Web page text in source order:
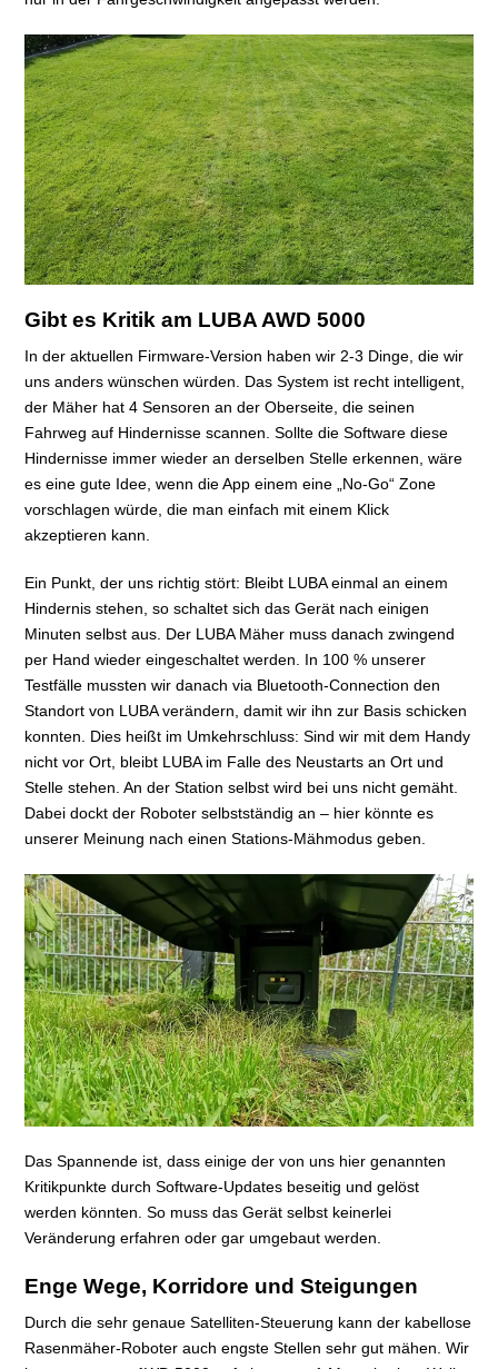
Gibt es Kritik am LUBA AWD 5000
In der aktuellen Firmware-Version haben wir 2-3 Dinge, die wir
uns anders wünschen würden. Das System ist recht intelligent,
der Mäher hat 4 Sensoren an der Oberseite, die seinen
Fahrweg auf Hindernisse scannen. Sollte die Software diese
Hindernisse immer wieder an derselben Stelle erkennen, wäre
es eine gute Idee, wenn die App einem eine „No-Go“ Zone
vorschlagen würde, die man einfach mit einem Klick
akzeptieren kann.
Ein Punkt, der uns richtig stört: Bleibt LUBA einmal an einem
Hindernis stehen, so schaltet sich das Gerät nach einigen
Minuten selbst aus. Der LUBA Mäher muss danach zwingend
per Hand wieder eingeschaltet werden. In 100 % unserer
Testfälle mussten wir danach via Bluetooth-Connection den
Standort von LUBA verändern, damit wir ihn zur Basis schicken
konnten. Dies heißt im Umkehrschluss: Sind wir mit dem Handy
nicht vor Ort, bleibt LUBA im Falle des Neustarts an Ort und
Stelle stehen. An der Station selbst wird bei uns nicht gemäht.
Dabei dockt der Roboter selbstständig an – hier könnte es
unserer Meinung nach einen Stations-Mähmodus geben.
Das Spannende ist, dass einige der von uns hier genannten
Kritikpunkte durch Software-Updates beseitig und gelöst
werden könnten. So muss das Gerät selbst keinerlei
Veränderung erfahren oder gar umgebaut werden.
Enge Wege, Korridore und Steigungen
Durch die sehr genaue Satelliten-Steuerung kann der kabellose
Rasenmäher-Roboter auch engste Stellen sehr gut mähen. Wir